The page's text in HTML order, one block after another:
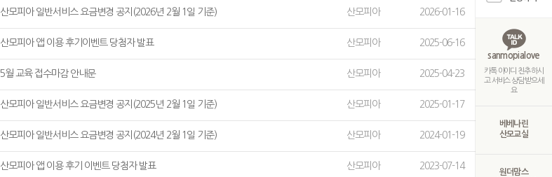
sanmopialove
카톡 아이디 친추 하시
고 서비스 상담 받으세
요
베베나린
산모교실
원더맘스
산모피아 일반서비스 요금변경 공지(2026년 2월 1일 기준) 산모피아 2026-01-16
산모피아 앱 이용 후기이벤트 당첨자 발표 산모피아 2025-06-16 19625
5월 교육 접수마감 안내문 산모피아 2025-04-23 9773
산모피아 일반서비스 요금변경 공지(2025년 2월 1일 기준) 산모피아 2025-01-17
산모피아 일반서비스 요금변경 공지(2024년 2월 1일 기준) 산모피아 2024-01-19 13729
산모피아 앱 이용 후기 이벤트 당첨자 발표 산모피아 2023-07-14 10932